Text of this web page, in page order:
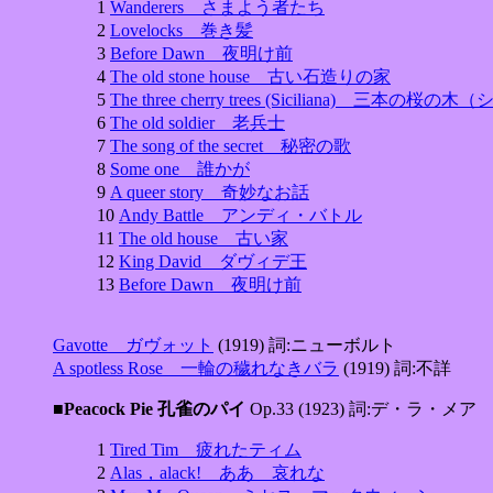
1 Wanderers さまよう者たち
2 Lovelocks 巻き髪
3 Before Dawn 夜明け前
4 The old stone house 古い石造りの家
5 The three cherry trees (Siciliana) 三本の桜の木（
6 The old soldier 老兵士
7 The song of the secret 秘密の歌
8 Some one 誰かが
9 A queer story 奇妙なお話
10 Andy Battle アンディ・バトル
11 The old house 古い家
12 King David ダヴィデ王
13 Before Dawn 夜明け前
Gavotte ガヴォット (1919) 詞:ニューボルト
A spotless Rose 一輪の穢れなきバラ (1919) 詞:不詳
■Peacock Pie 孔雀のパイ Op.33 (1923) 詞:デ・ラ・メア
1 Tired Tim 疲れたティム
2 Alas，alack! ああ 哀れな